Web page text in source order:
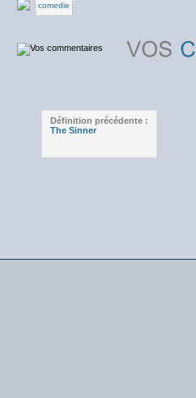
comedie
Définition précédente :
The Sinner